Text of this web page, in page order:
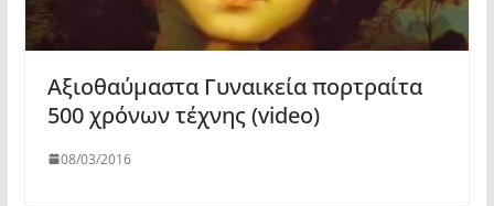
Αξιοθαύμαστα Γυναικεία πορτραίτα
500 χρόνων τέχνης (video)
08/03/2016